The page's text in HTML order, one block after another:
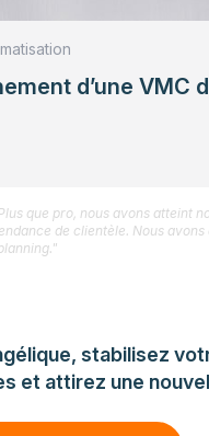
d’une VMC
stabilisez
et attirez une
que pro, nous avons atteint
de clientèle. Nous avons